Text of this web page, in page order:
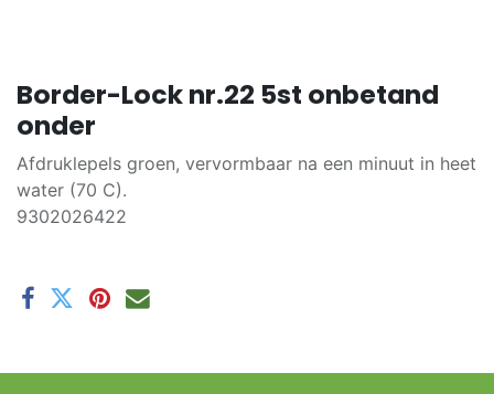
Border-Lock nr.22 5st onbetand
onder
Afdruklepels groen, vervormbaar na een minuut in heet
water (70 C).
9302026422